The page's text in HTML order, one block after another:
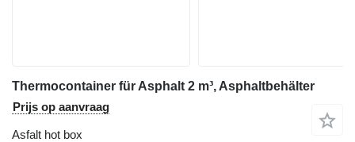
Thermocontainer für Asphalt 2 m³, Asphaltbehälter
Prijs op aanvraag
Asfalt hot box